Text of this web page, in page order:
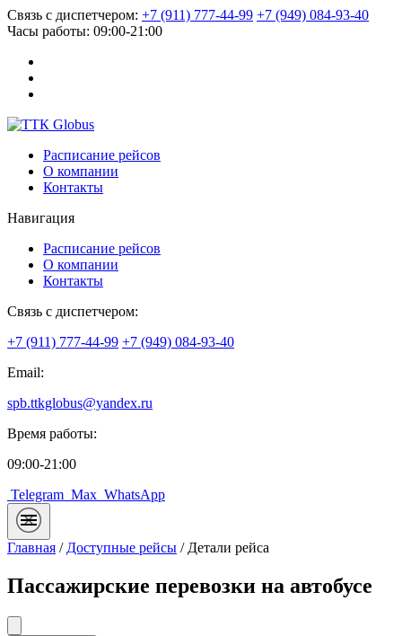
Связь с диспетчером: +7 (911) 777-44-99 +7 (949) 084-93-40
Часы работы: 09:00-21:00
Расписание рейсов
О компании
Контакты
Навигация
Расписание рейсов
О компании
Контакты
Связь с диспетчером:
+7 (911) 777-44-99 +7 (949) 084-93-40
Email:
spb.ttkglobus@yandex.ru
Время работы:
09:00-21:00
Telegram Max WhatsApp
Главная / Доступные рейсы / Детали рейса
Пассажирские перевозки на автобусе